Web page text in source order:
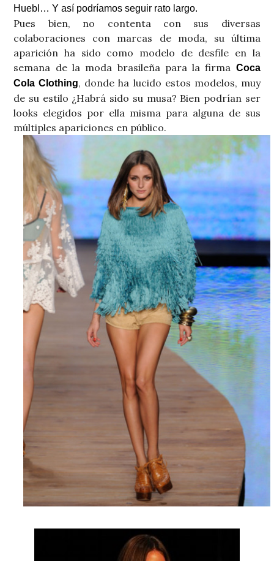
Huebl… Y así podríamos seguir rato largo.
Pues bien, no contenta con sus diversas
colaboraciones con marcas de moda, su última
aparición ha sido como modelo de desfile en la
semana de la moda brasileña para la firma Coca
Cola Clothing, donde ha lucido estos modelos, muy
de su estilo ¿Habrá sido su musa? Bien podrían ser
looks elegidos por ella misma para alguna de sus
múltiples apariciones en público.